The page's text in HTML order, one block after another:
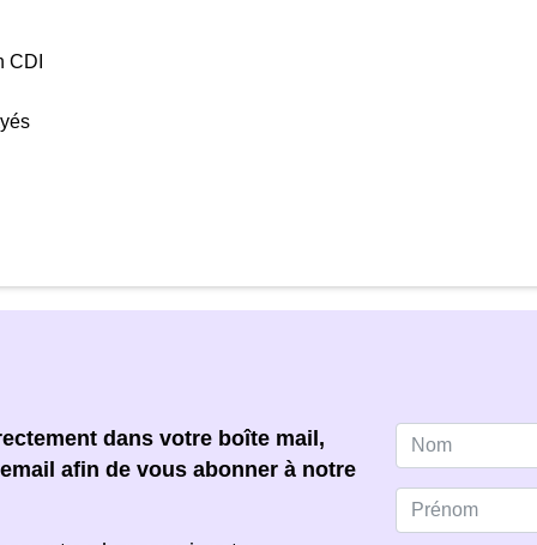
CDI
dans votre boîte mail,
afin de vous abonner à notre